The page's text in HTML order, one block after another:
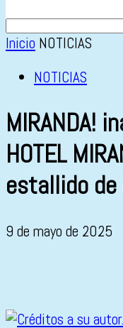
Inicio NOTICIAS
NOTICIAS
MIRANDA!
HOTEL
estallido
9 de mayo de 2025